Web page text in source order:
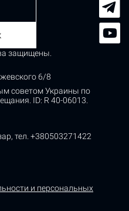
защищены.
6/8
советом Украины по
ID: R 40-06013.
тел. +380503271422
и персональных